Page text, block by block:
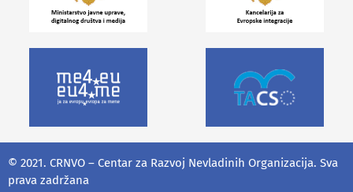
© 2021. CRNVO – Centar za Razvoj Nevladinih Organizacija. Sva
prava zadržana